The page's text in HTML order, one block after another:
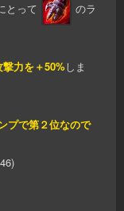
とって のラ
撃力を＋50%しま
プで第２位なので